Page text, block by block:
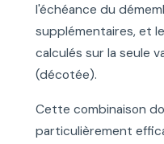
l'échéance du
supplémentaires, et
calculés sur la seule
(décotée).
Cette combinaison
particulièrement